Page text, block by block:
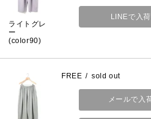
ライトグレ
ー
(color90)
LINEで入
FREE sold out
メールで入